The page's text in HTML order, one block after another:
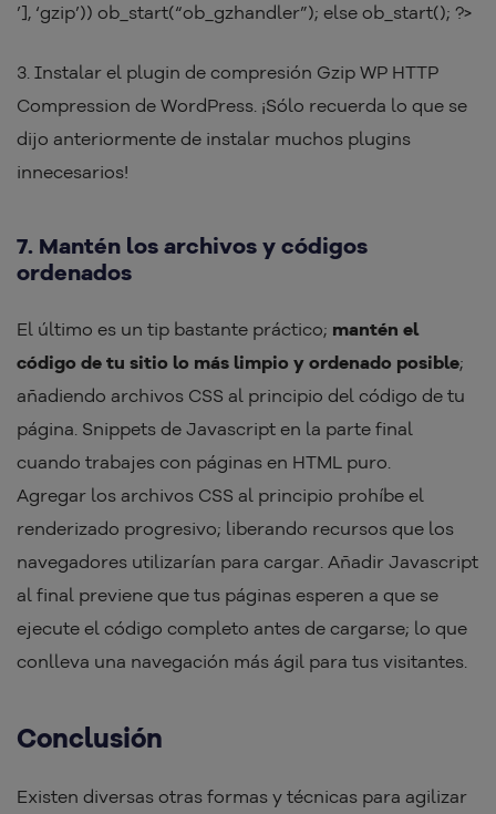
’], ‘gzip’)) ob_start(“ob_gzhandler”); else ob_start(); ?>
3. Instalar el plugin de compresión Gzip WP HTTP
Compression de WordPress. ¡Sólo recuerda lo que se
dijo anteriormente de instalar muchos plugins
innecesarios!
7. Mantén los archivos y códigos
ordenados
El último es un tip bastante práctico; mantén el
código de tu sitio lo más limpio y ordenado posible;
añadiendo archivos CSS al principio del código de tu
página. Snippets de Javascript en la parte final
cuando trabajes con páginas en HTML puro.
Agregar los archivos CSS al principio prohíbe el
renderizado progresivo; liberando recursos que los
navegadores utilizarían para cargar. Añadir Javascript
al final previene que tus páginas esperen a que se
ejecute el código completo antes de cargarse; lo que
conlleva una navegación más ágil para tus visitantes.
Conclusión
Existen diversas otras formas y técnicas para agilizar